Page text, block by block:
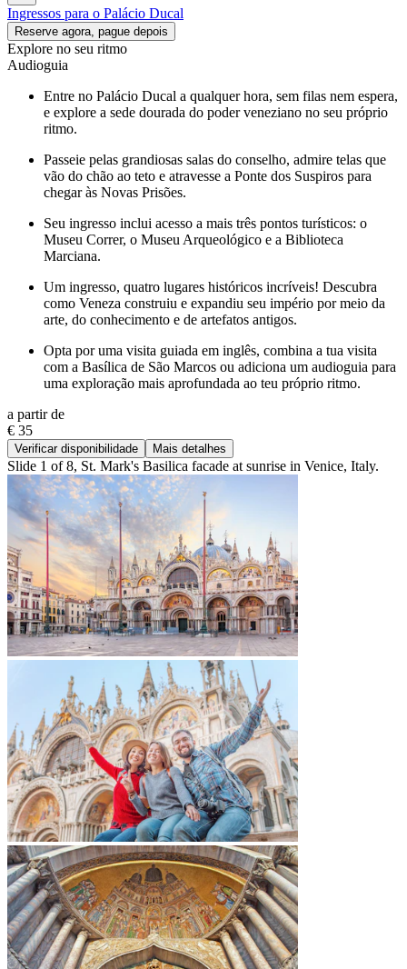
Ingressos para o Palácio Ducal
Reserve agora, pague depois
Explore no seu ritmo
Audioguia
Entre no Palácio Ducal a qualquer hora, sem filas nem espera,
e explore a sede dourada do poder veneziano no seu próprio
ritmo.
Passeie pelas grandiosas salas do conselho, admire telas que
vão do chão ao teto e atravesse a Ponte dos Suspiros para
chegar às Novas Prisões.
Seu ingresso inclui acesso a mais três pontos turísticos: o
Museu Correr, o Museu Arqueológico e a Biblioteca
Marciana.
Um ingresso, quatro lugares históricos incríveis! Descubra
como Veneza construiu e expandiu seu império por meio da
arte, do conhecimento e de artefatos antigos.
Opta por uma visita guiada em inglês, combina a tua visita
com a Basílica de São Marcos ou adiciona um audioguia para
uma exploração mais aprofundada ao teu próprio ritmo.
a partir de
€ 35
Verificar disponibilidade Mais detalhes
Slide 1 of 8, St. Mark's Basilica facade at sunrise in Venice, Italy.